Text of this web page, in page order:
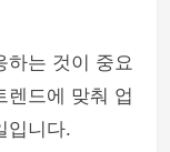
하는 것이 중요
렌드에 맞춰 업
입니다.